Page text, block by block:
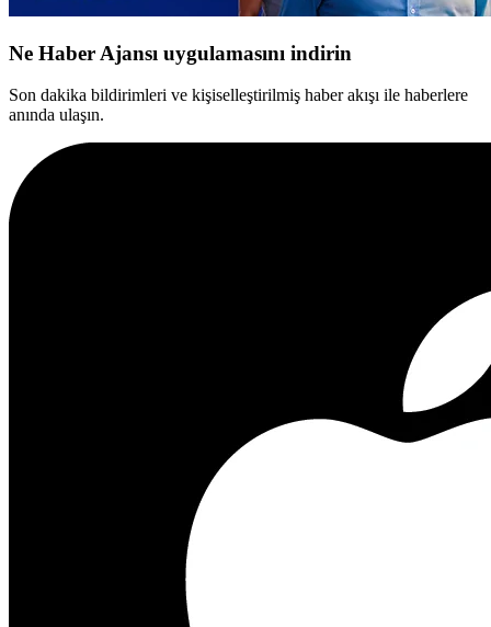
Ne Haber Ajansı uygulamasını indirin
Son dakika bildirimleri ve kişiselleştirilmiş haber akışı ile haberlere
anında ulaşın.